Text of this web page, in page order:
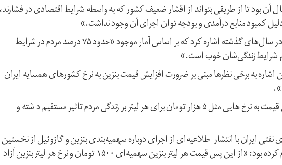
آن بود تا از طریقی بتواند از اقشار ضعیف کشور که به واسطه شرایط اقتصادی در فشارند،
کمبود منابع درآمدی و بودجه توان اجرای آن وجود نداشت.»
روحانی ضمن تایید فشار اقتصادی در سال‌های گذشته اشاره کرد که بر اساس آمار موجود «حدود ۷۵ درصد مردم در شرایط
به برخی نظرها مبنی بر ضرورت افزایش قیمت بنزین به نرخ کشورهای همسایه ایران
او افزود: «معتقد بودیم این افزایش قیمت به نرخ هایی مثل ۵ هزار تومان برای هر لیتر بر زندگی مردم تاثیر مستقیم داشته و
ایران با انتشار اطلاعیه‌ای از اجرای دوباره سهمیه‌بندی بنزین و گازوئیل از نخستین
ساعت بامداد جمعه خبر داده و اعلام کرده بود: «از این پس قیمت هر لیتر بنزین سهمیه‌ای ۱۵۰۰ تومان و نرخ هر لیتر بنزین آزاد